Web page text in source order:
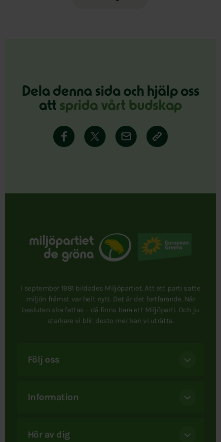
Dela denna sida och hjälp oss
att sprida vårt budskap
I september 1981 bildades Miljöpartiet. Att ett parti satte
miljön främst var helt nytt. Det är det fortfarande. När
besluten ska fattas – då finns bara ett Miljöparti. Och ju
starkare vi blir, desto mer kan vi uträtta.
Följ oss
Information
Hör av dig